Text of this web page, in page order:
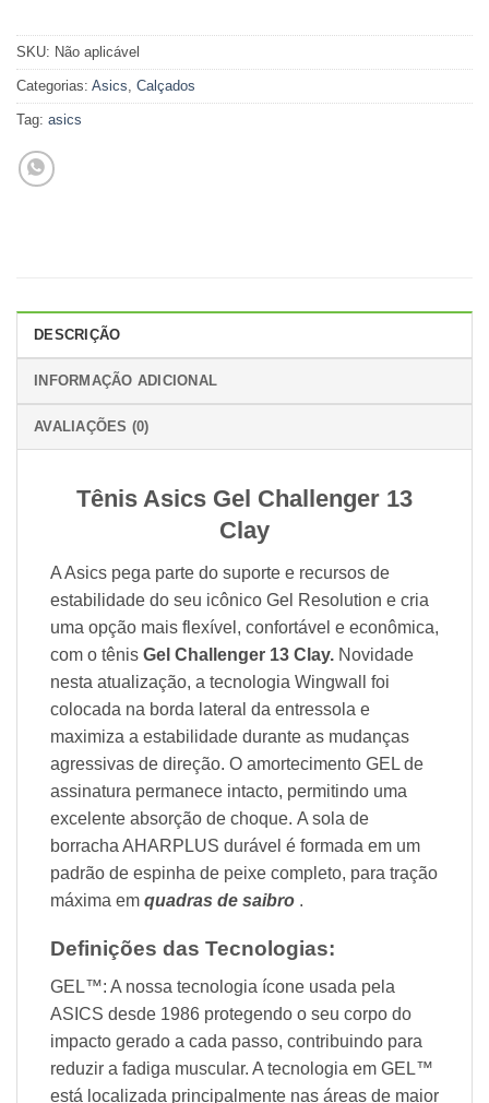
SKU: Não aplicável
Categorias: Asics, Calçados
Tag: asics
DESCRIÇÃO
INFORMAÇÃO ADICIONAL
AVALIAÇÕES (0)
Tênis Asics Gel Challenger 13
Clay
A Asics pega parte do suporte e recursos de
estabilidade do seu icônico Gel Resolution e cria
uma opção mais flexível, confortável e econômica,
com o tênis Gel Challenger 13 Clay. Novidade
nesta atualização, a tecnologia Wingwall foi
colocada na borda lateral da entressola e
maximiza a estabilidade durante as mudanças
agressivas de direção. O amortecimento GEL de
assinatura permanece intacto, permitindo uma
excelente absorção de choque. A sola de
borracha AHARPLUS durável é formada em um
padrão de espinha de peixe completo, para tração
máxima em quadras de saibro .
Definições das Tecnologias:
GEL™: A nossa tecnologia ícone usada pela
ASICS desde 1986 protegendo o seu corpo do
impacto gerado a cada passo, contribuindo para
reduzir a fadiga muscular. A tecnologia em GEL™
está localizada principalmente nas áreas de maior